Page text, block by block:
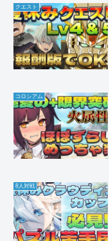
クエスト
コロシアム
8人対戦